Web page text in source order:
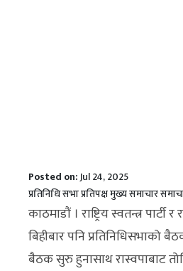
Posted on:Jul 24, 2025
प्रतिनिधि सभाप्रतिपक्षमुख्य समाचार
काठमाडौं । राष्ट्रिय स्वतन्त्र पार्टी र
बिहीबार पनि प्रतिनिधिसभाको
बैठक सुरु हुनासाथ रास्वपाबाट